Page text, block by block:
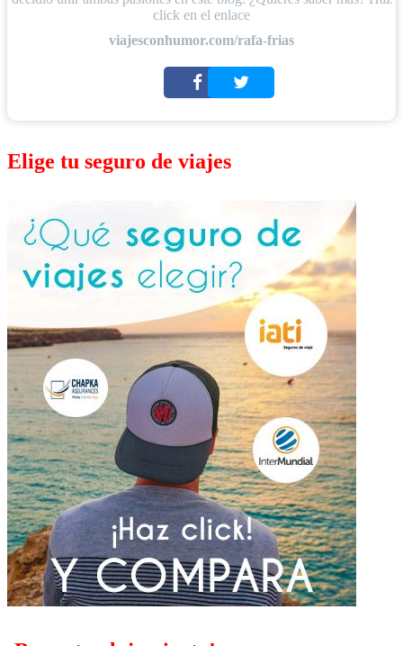
click en el enlace
viajesconhumor.com/rafa-frias
Elige tu seguro de viajes